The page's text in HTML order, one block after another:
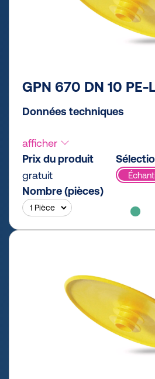
GPN 670 DN 10 PE-
Données techniques
afficher
Prix du produit
gratuit
Nombre (pièces)